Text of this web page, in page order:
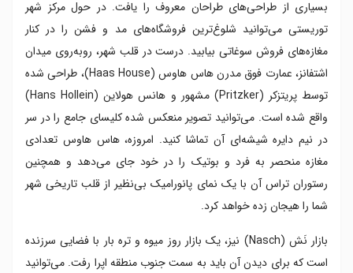
بسیاری از طراحی‌های طراحان معروف را یافت. در حول مرکز شهر
توریستی می‌توانید شلوغ‌ترین فروشگاه‌های مد و فشن را در کنار
مغازه‌های فروش سوغاتی بیابید. درست در قلب شهر، روبه‌روی میدان
اشتفانز، عمارت فوق مدرن هاس هاوس (Haas House)، طراحی شده
توسط پریتزکر (Pritzker) مشهور و هانس هولاین (Hans Hollein)
واقع شده است. می‌توانید تصویر منعکس شده کلیسای جامع را در سر
در نیم دایره شیشه‌ای آن تماشا کنید. امروزه، هاس هاوس تعدادی
مغازه منحصر به فرد و بوتیک را در خود جای می‌دهد و همچنین
رستوران تراس آن با یک نمای پانورامیک بی‌نظیر از قلب تاریخی شهر
شما را هیجان زده خواهد کرد.
بازار نَش (Nasch) نیز، یک بازار روز میوه و تره بار با فضایی سرزنده
است که برای دیدن آن باید به سمت جنوب منطقه اپرا رفت. می‌توانید